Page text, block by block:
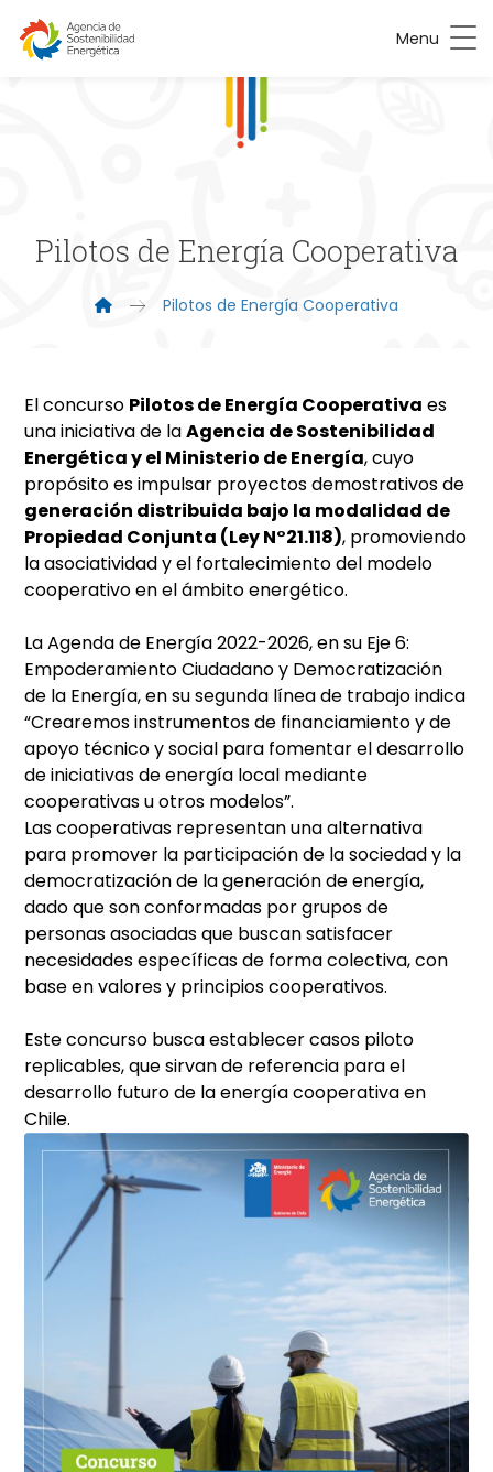
Menu
Pilotos de Energía Cooperativa
Pilotos de Energía Cooperativa
El concurso Pilotos de Energía Cooperativa es
una iniciativa de laAgencia de Sostenibilidad
Energética y el Ministerio de Energía, cuyo
propósito es impulsar proyectos demostrativos de
generación distribuida bajo la modalidad de
Propiedad Conjunta (Ley N°21.118), promoviendo
la asociatividad y el fortalecimiento del modelo
cooperativo en el ámbito energético.
La Agenda de Energía 2022-2026, en su Eje 6:
Empoderamiento Ciudadano y Democratización
de la Energía, en su segunda línea de trabajo indica
“Crearemos instrumentos de financiamiento y de
apoyo técnico y social para fomentar el desarrollo
de iniciativas de energía local mediante
cooperativas u otros modelos”.
Las cooperativas representan una alternativa
para promover la participación de la sociedad y la
democratización de la generación de energía,
dado que son conformadas por grupos de
personas asociadas que buscan satisfacer
necesidades específicas de forma colectiva, con
base en valores y principios cooperativos.
Este concurso busca establecer casos piloto
replicables, que sirvan de referencia para el
desarrollo futuro de la energía cooperativa en
Chile.